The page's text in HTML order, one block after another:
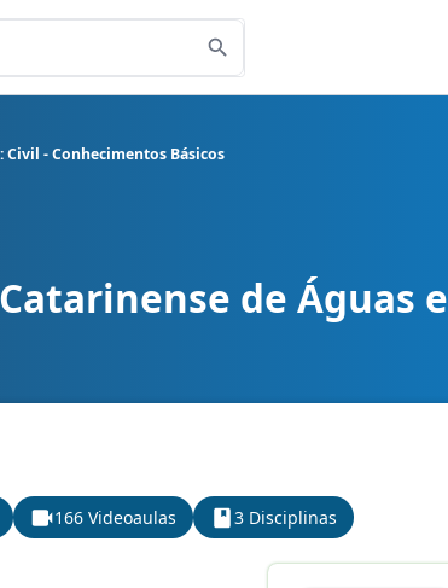
Civil - Conhecimentos Básicos
cargo Engenheiro: Civil - Conhecimentos Básicos
de Águas e
166 Videoaulas 3 Disciplinas